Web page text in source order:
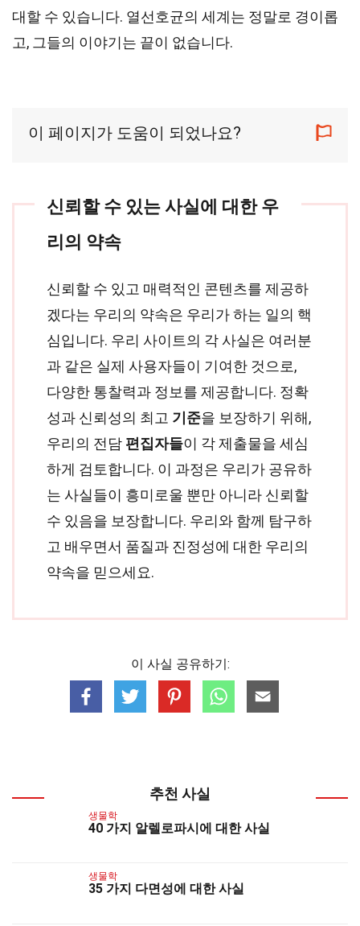
대할 수 있습니다. 열선호균의 세계는 정말로 경이롭
고, 그들의 이야기는 끝이 없습니다.
이 페이지가 도움이 되었나요?
신뢰할 수 있는 사실에 대한 우
리의 약속
신뢰할 수 있고 매력적인 콘텐츠를 제공하
겠다는 우리의 약속은 우리가 하는 일의 핵
심입니다. 우리 사이트의 각 사실은 여러분
과 같은 실제 사용자들이 기여한 것으로,
다양한 통찰력과 정보를 제공합니다. 정확
성과 신뢰성의 최고 기준을 보장하기 위해,
우리의 전담 편집자들이 각 제출물을 세심
하게 검토합니다. 이 과정은 우리가 공유하
는 사실들이 흥미로울 뿐만 아니라 신뢰할
수 있음을 보장합니다. 우리와 함께 탐구하
고 배우면서 품질과 진정성에 대한 우리의
약속을 믿으세요.
이 사실 공유하기:
추천 사실
생물학
40 가지 알렐로파시에 대한 사실
생물학
35 가지 다면성에 대한 사실